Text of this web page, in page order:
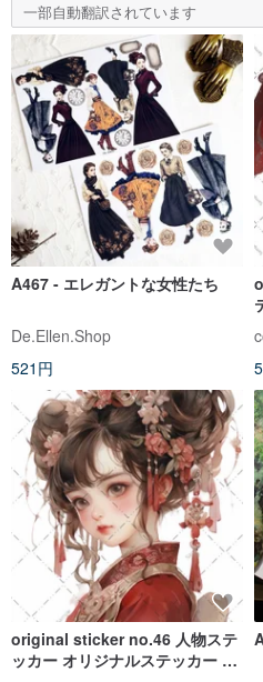
一部自動翻訳されています
A467 - エレガントな女性たち
De.Ellen.Shop
521円
original sticker no.46 人物ステ
ッカー オリジナルステッカー 人